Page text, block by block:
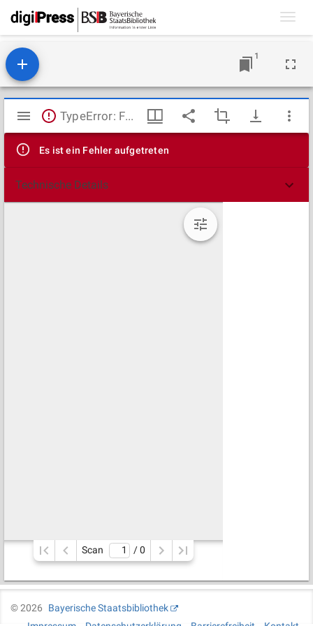
1
Mirador
Viewer
TypeError: Failed to fetch
Es ist ein Fehler aufgetreten
Technische Details
Scan / 0
©2026
Bayerische Staatsbibliothek